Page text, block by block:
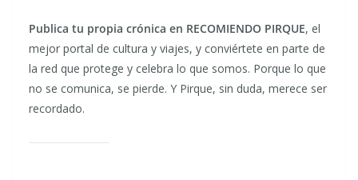
Publica tu propia crónica en RECOMIENDO PIRQUE, el
mejor portal de cultura y viajes, y conviértete en parte de
la red que protege y celebra lo que somos. Porque lo que
no se comunica, se pierde. Y Pirque, sin duda, merece ser
recordado.